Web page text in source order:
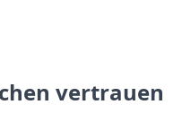
vertrauen